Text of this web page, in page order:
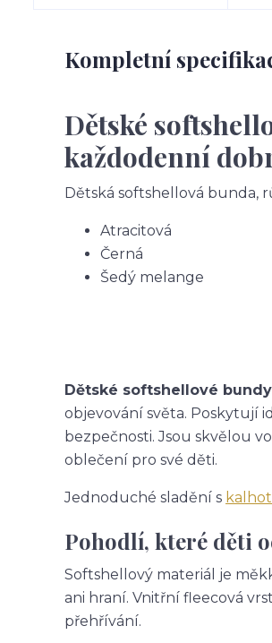
Kompletní
Dětské
každodenní
Dětská softshellová bunda,
Atracitová
Černá
Šedý melange
Dětské softshellové bundy
objevování světa. Poskytují
bezpečnosti. Jsou skvělou
oblečení pro své děti.
Jednoduché sladění s
Pohodlí, které děti
Softshellový materiál je
ani hraní. Vnitřní fleecová
přehřívání.